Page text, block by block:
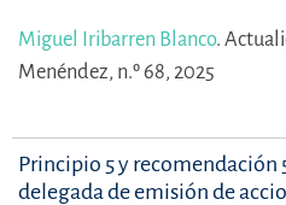
Miguel Iribarren Blanco.
Menéndez, n.º 68, 2025
Principio 5 y recomendación
delegada de emisión de